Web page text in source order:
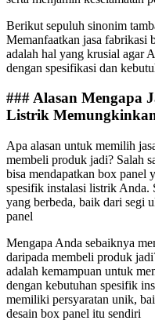
Berikut sepuluh sinonim
Memanfaatkan jasa fabrikasi
adalah hal yang krusial agar
dengan spesifikasi dan
### Alasan Mengapa
Listrik
Apa alasan untuk memilih
membeli produk jadi? Salah
bisa mendapatkan box panel
spesifik instalasi listrik
yang berbeda, baik dari segi
panel
Mengapa Anda sebaiknya
daripada membeli produk
adalah kemampuan untuk
dengan kebutuhan spesifik
memiliki persyaratan unik,
desain box panel itu sendiri